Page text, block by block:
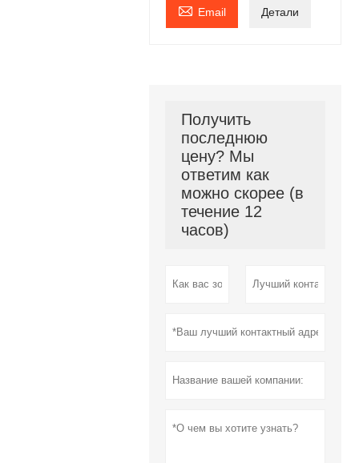
 Email Детали
Получить
последнюю
цену? Мы
ответим как
можно скорее (в
течение 12
часов)